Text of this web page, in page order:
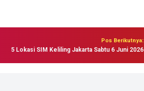
Pos Berikutnya:
5 Lokasi SIM Keliling Jakarta Sabtu 6 Juni 2026